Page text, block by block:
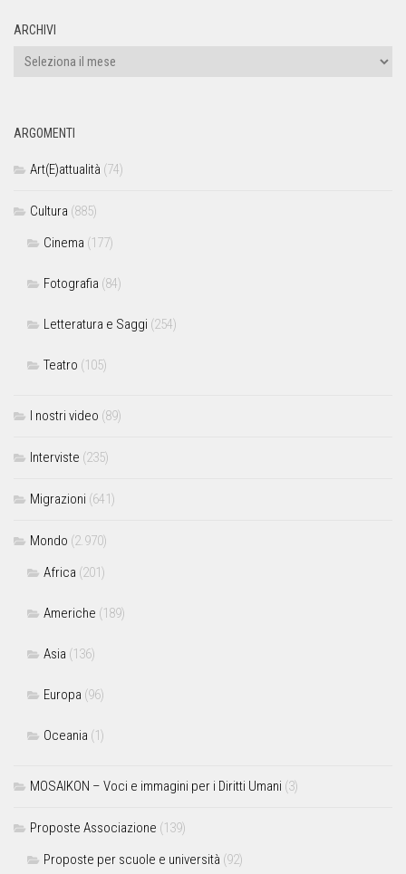
ARCHIVI
ARGOMENTI
Art(E)attualità (74)
Cultura (885)
Cinema (177)
Fotografia (84)
Letteratura e Saggi (254)
Teatro (105)
I nostri video (89)
Interviste (235)
Migrazioni (641)
Mondo (2.970)
Africa (201)
Americhe (189)
Asia (136)
Europa (96)
Oceania (1)
MOSAIKON – Voci e immagini per i Diritti Umani (3)
Proposte Associazione (139)
Proposte per scuole e università (92)